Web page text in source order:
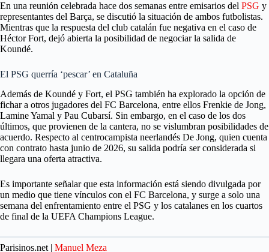
En una reunión celebrada hace dos semanas entre emisarios del PSG y
representantes del Barça, se discutió la situación de ambos futbolistas.
Mientras que la respuesta del club catalán fue negativa en el caso de
Héctor Fort, dejó abierta la posibilidad de negociar la salida de
Koundé.
El PSG querría ‘pescar’ en Cataluña
Además de Koundé y Fort, el PSG también ha explorado la opción de
fichar a otros jugadores del FC Barcelona, entre ellos Frenkie de Jong,
Lamine Yamal y Pau Cubarsí. Sin embargo, en el caso de los dos
últimos, que provienen de la cantera, no se vislumbran posibilidades de
acuerdo. Respecto al centrocampista neerlandés De Jong, quien cuenta
con contrato hasta junio de 2026, su salida podría ser considerada si
llegara una oferta atractiva.
Es importante señalar que esta información está siendo divulgada por
un medio que tiene vínculos con el FC Barcelona, y surge a solo una
semana del enfrentamiento entre el PSG y los catalanes en los cuartos
de final de la UEFA Champions League.
Parisinos.net | Manuel Meza